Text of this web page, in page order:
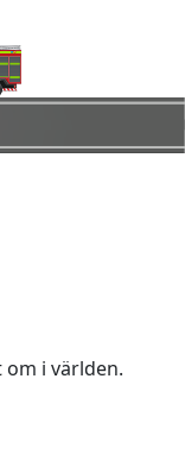
i världen.